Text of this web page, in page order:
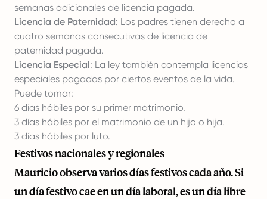
semanas adicionales de licencia pagada.
Licencia de Paternidad: Los padres tienen derecho a
cuatro semanas consecutivas de licencia de
paternidad pagada.
Licencia Especial: La ley también contempla licencias
especiales pagadas por ciertos eventos de la vida.
Puede tomar:
6 días hábiles por su primer matrimonio.
3 días hábiles por el matrimonio de un hijo o hija.
3 días hábiles por luto.
Festivos nacionales y regionales
Mauricio observa varios días festivos cada año. Si
un día festivo cae en un día laboral, es un día libre